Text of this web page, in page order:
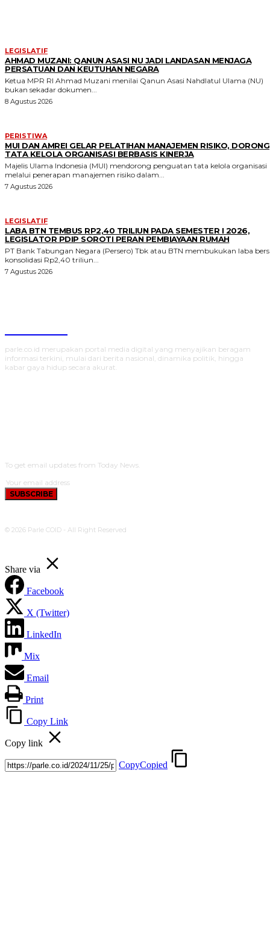
LEGISLATIF
AHMAD MUZANI: QANUN ASASI NU JADI LANDASAN MENJAGA
PERSATUAN DAN KEUTUHAN NEGARA
Ketua MPR RI Ahmad Muzani menilai Qanun Asasi Nahdlatul Ulama (NU)
bukan sekadar dokumen...
8 Agustus 2026
PERISTIWA
MUI DAN AMREI GELAR PELATIHAN MANAJEMEN RISIKO, DORONG
TATA KELOLA ORGANISASI BERBASIS KINERJA
Majelis Ulama Indonesia (MUI) mendorong penguatan tata kelola organisasi
melalui penerapan manajemen risiko dalam...
7 Agustus 2026
LEGISLATIF
LABA BTN TEMBUS RP2,40 TRILIUN PADA SEMESTER I 2026,
LEGISLATOR PDIP SOROTI PERAN PEMBIAYAAN RUMAH
PT Bank Tabungan Negara (Persero) Tbk atau BTN membukukan laba
konsolidasi Rp2,40 triliun...
7 Agustus 2026
parle.co.id merupakan portal media digital yang menyajikan beragam
informasi terkini, mulai dari berita nasional, dinamika politik, hingga
kabar gaya hidup secara akurat.
To get email updates from Today News.
SUBSCRIBE
© 2026 Parle COID - All Right Reserved
Share via
Facebook
X (Twitter)
LinkedIn
Mix
Email
Print
Copy Link
Copy link
CopyCopied